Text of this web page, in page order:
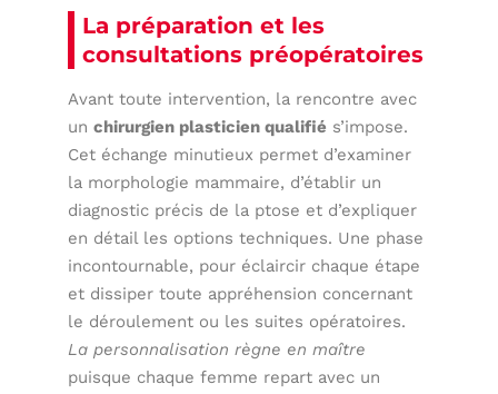
La préparation et les
consultations préopératoires
Avant toute intervention, la rencontre avec
unchirurgien plasticien qualifié s’impose.
Cet échange minutieux permet d’examiner
la morphologie mammaire, d’établir un
diagnostic précis de la ptose et d’expliquer
en détail les options techniques. Une phase
incontournable, pour éclaircir chaque étape
et dissiper toute appréhension concernant
le déroulement ou les suites opératoires.
La personnalisation règne en maître
puisque chaque femme repart avec un